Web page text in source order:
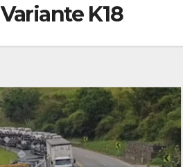
Variante K18